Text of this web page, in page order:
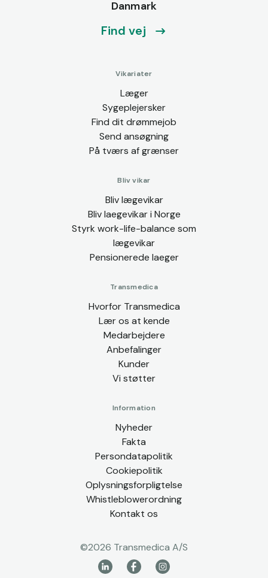
Danmark
Find vej
Vikariater
Læger
Sygeplejersker
Find dit drømmejob
Send ansøgning
På tværs af grænser
Bliv vikar
Bliv lægevikar
Bliv laegevikar i Norge
Styrk work-life-balance som
lægevikar
Pensionerede laeger
Transmedica
Hvorfor Transmedica
Lær os at kende
Medarbejdere
Anbefalinger
Kunder
Vi støtter
Information
Nyheder
Fakta
Persondatapolitik
Cookiepolitik
Oplysningsforpligtelse
Whistleblowerordning
Kontakt os
©2026 Transmedica A/S